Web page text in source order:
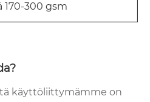
170-300 gsm
käyttöliittymämme on